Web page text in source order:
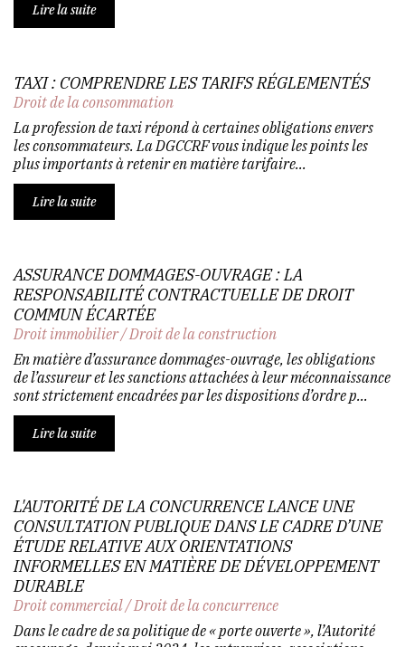
Lire la suite
TAXI : COMPRENDRE LES TARIFS RÉGLEMENTÉS
Droit de la consommation
La profession de taxi répond à certaines obligations envers
les consommateurs. La DGCCRF vous indique les points les
plus importants à retenir en matière tarifaire...
Lire la suite
ASSURANCE DOMMAGES-OUVRAGE : LA
RESPONSABILITÉ CONTRACTUELLE DE DROIT
COMMUN ÉCARTÉE
Droit immobilier/Droit de la construction
En matière d’assurance dommages-ouvrage, les obligations
de l’assureur et les sanctions attachées à leur méconnaissance
sont strictement encadrées par les dispositions d’ordre p...
Lire la suite
L'AUTORITÉ DE LA CONCURRENCE LANCE UNE
CONSULTATION PUBLIQUE DANS LE CADRE D’UNE
ÉTUDE RELATIVE AUX ORIENTATIONS
INFORMELLES EN MATIÈRE DE DÉVELOPPEMENT
DURABLE
Droit commercial/Droit de la concurrence
Dans le cadre de sa politique de « porte ouverte », l’Autorité